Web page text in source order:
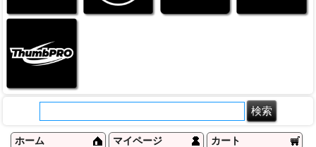
ホーム マイページ カート